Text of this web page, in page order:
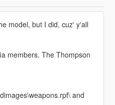
model, but I did, cuz' y'all
members. The Thompson
and